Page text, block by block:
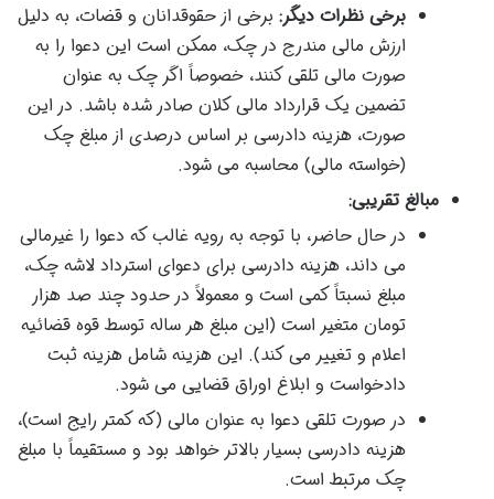
برخی نظرات دیگر: برخی از حقوقدانان و قضات، به دلیل
ارزش مالی مندرج در چک، ممکن است این دعوا را به
صورت مالی تلقی کنند، خصوصاً اگر چک به عنوان
تضمین یک قرارداد مالی کلان صادر شده باشد. در این
صورت، هزینه دادرسی بر اساس درصدی از مبلغ چک
(خواسته مالی) محاسبه می شود.
مبالغ تقریبی:
در حال حاضر، با توجه به رویه غالب که دعوا را غیرمالی
می داند، هزینه دادرسی برای دعوای استرداد لاشه چک،
مبلغ نسبتاً کمی است و معمولاً در حدود چند صد هزار
تومان متغیر است (این مبلغ هر ساله توسط قوه قضائیه
اعلام و تغییر می کند). این هزینه شامل هزینه ثبت
دادخواست و ابلاغ اوراق قضایی می شود.
در صورت تلقی دعوا به عنوان مالی (که کمتر رایج است)،
هزینه دادرسی بسیار بالاتر خواهد بود و مستقیماً با مبلغ
چک مرتبط است.